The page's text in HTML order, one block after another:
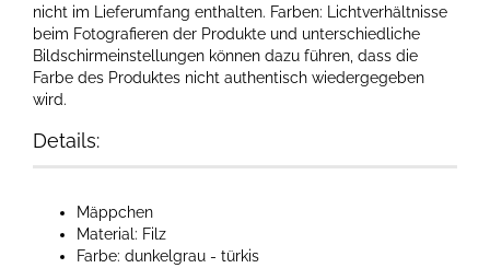
nicht im Lieferumfang enthalten. Farben: Lichtverhältnisse
beim Fotografieren der Produkte und unterschiedliche
Bildschirmeinstellungen können dazu führen, dass die
Farbe des Produktes nicht authentisch wiedergegeben
wird.​
Details:
Mäppchen
Material: Filz
Farbe: dunkelgrau - türkis